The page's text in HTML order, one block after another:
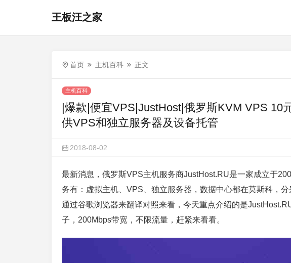
王板汪之家
首页 主机百科 正文
主机百科
|爆款|便宜VPS|JustHost|俄罗斯KVM VPS 10
供VPS和独立服务器及设备托管
2018-08-02
最新消息，俄罗斯VPS主机服务商JustHost.RU是一家成立于
务有：虚拟主机、VPS、独立服务器，数据中心都在莫斯科，
通过谷歌浏览器来翻译对照来看，今天重点介绍的是
子，200Mbps带宽，不限流量，赶紧来看看。